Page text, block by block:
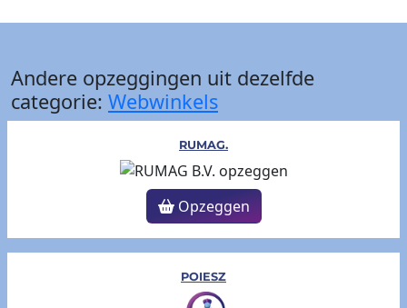
Andere opzeggingen uit dezelfde
categorie: Webwinkels
RUMAG.
Opzeggen
POIESZ